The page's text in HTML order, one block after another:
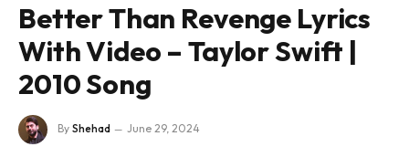
Better Than Revenge Lyrics
With Video – Taylor Swift |
2010 Song
By Shehad June 29, 2024